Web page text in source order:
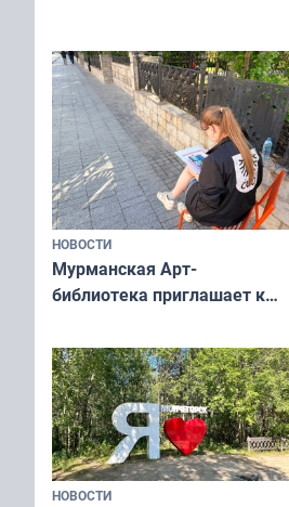
НОВОСТИ
Мурманская Арт-
библиотека приглашает к
и фотографов
НОВОСТИ